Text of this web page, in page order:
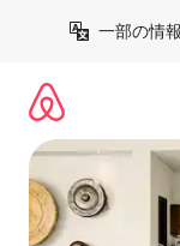
一部の情